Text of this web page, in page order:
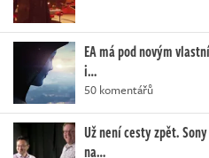
EA má pod novým
i…
50 komentářů
Už není cesty zpět.
na…